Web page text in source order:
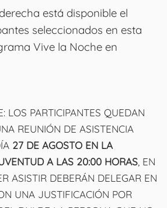
está disponible el
seleccionados en esta
Vive la Noche en
: LOS PARTICIPANTES QUEDAN
REUNIÓN DE ASISTENCIA
27 DE AGOSTO EN LA
A LAS 20:00 HORAS, EN
ASISTIR DEBERÁN DELEGAR EN
UNA JUSTIFICACIÓN POR